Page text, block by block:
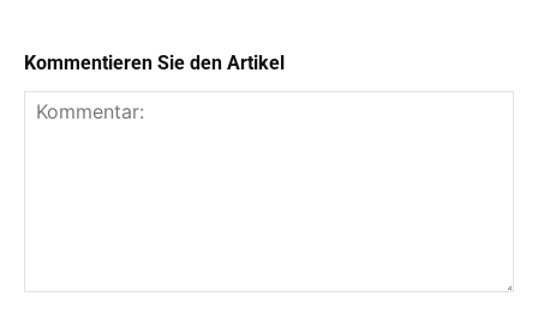
Kommentieren Sie den Artikel